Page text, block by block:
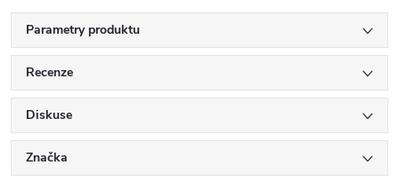
Parametry produktu
Recenze
Diskuse
Značka